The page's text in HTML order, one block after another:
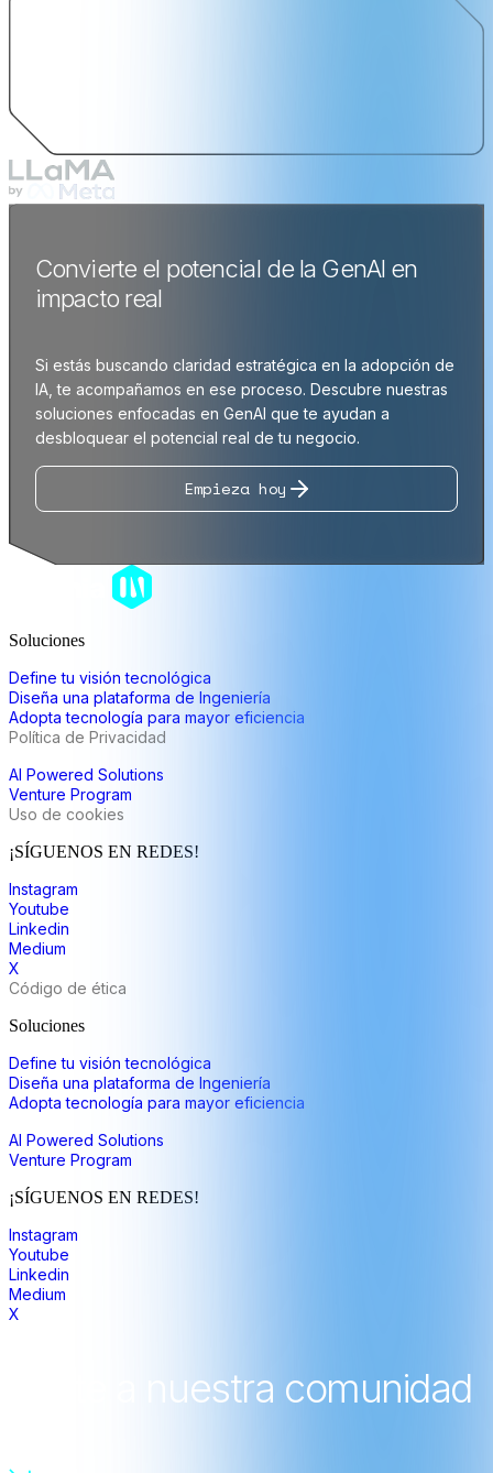
Convierte el potencial de la GenAI en
impacto real
Si estás buscando claridad estratégica en la adopción de
IA, te acompañamos en ese proceso. Descubre nuestras
soluciones enfocadas en GenAI que te ayudan a
desbloquear el potencial real de tu negocio.
Empieza hoy
Soluciones
Define tu visión tecnológica
Diseña una plataforma de Ingeniería
Adopta tecnología para mayor eficiencia
Política de Privacidad
AI Powered Solutions
Venture Program
Uso de cookies
¡SÍGUENOS EN REDES!
Instagram
Youtube
Linkedin
Medium
X
Código de ética
Soluciones
Define tu visión tecnológica
Diseña una plataforma de Ingeniería
Adopta tecnología para mayor eficiencia
AI Powered Solutions
Venture Program
¡SÍGUENOS EN REDES!
Instagram
Youtube
Linkedin
Medium
X
únete a nuestra comunidad